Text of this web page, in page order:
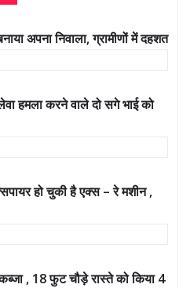
अपना निवाला, ग्रामीणों में दहशत
हमला करने वाले दो सगे भाई को
हो चुकी है एक्स – रे मशीन ,
, 18 फुट चौड़े रास्ते को किया 4